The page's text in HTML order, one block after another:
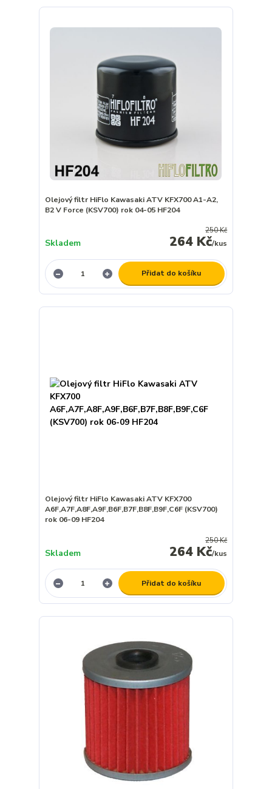
Olejový filtr HiFlo Kawasaki ATV KFX700 A1-A2,
B2 V Force (KSV700) rok 04-05 HF204
250 Kč
264 Kč/kus
Skladem
Přidat do košíku
Olejový filtr HiFlo Kawasaki ATV KFX700
A6F,A7F,A8F,A9F,B6F,B7F,B8F,B9F,C6F (KSV700)
rok 06-09 HF204
250 Kč
264 Kč/kus
Skladem
Přidat do košíku